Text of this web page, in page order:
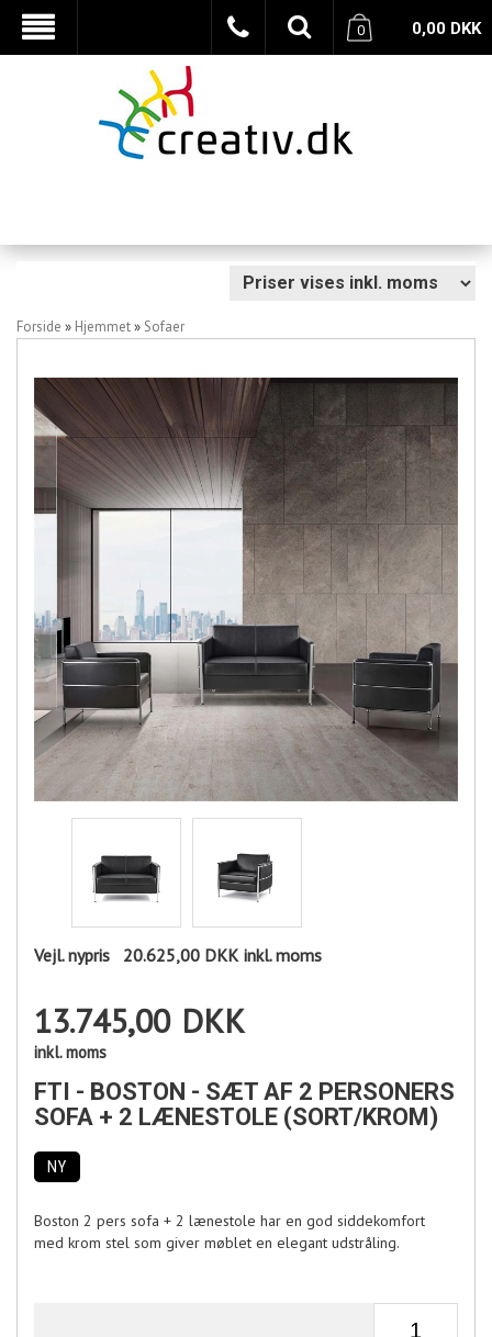
0,00 DKK
0
Forside » Hjemmet» Sofaer
Vejl. nypris 20.625,00 DKK inkl. moms
13.745,00 DKK
inkl. moms
FTI - BOSTON - SÆT AF 2 PERSONERS
SOFA + 2 LÆNESTOLE (SORT/KROM)
NY
Boston 2 pers sofa + 2 lænestole har en god siddekomfort
med krom stel som giver møblet en elegant udstråling.